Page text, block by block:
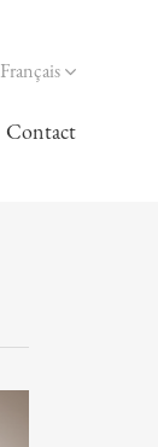
Français
Contact